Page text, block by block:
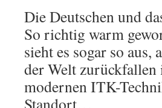
Die Deutschen und
So richtig warm
sieht es sogar so aus,
der Welt zurückfallen
modernen ITK-
Standort…